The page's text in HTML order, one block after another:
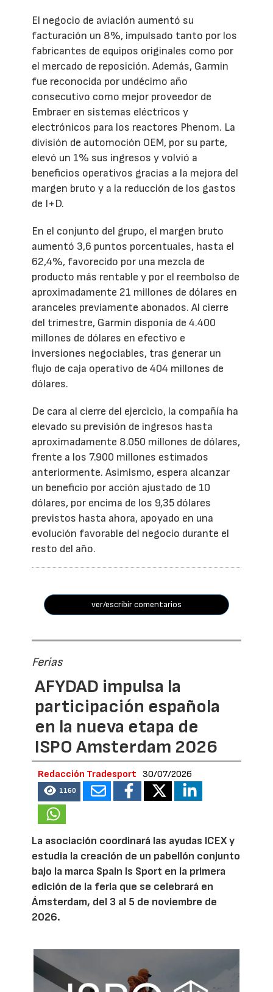
El negocio de aviación aumentó su
facturación un 8%, impulsado tanto por los
fabricantes de equipos originales como por
el mercado de reposición. Además, Garmin
fue reconocida por undécimo año
consecutivo como mejor proveedor de
Embraer en sistemas eléctricos y
electrónicos para los reactores Phenom. La
división de automoción OEM, por su parte,
elevó un 1% sus ingresos y volvió a
beneficios operativos gracias a la mejora del
margen bruto y a la reducción de los gastos
de I+D.
En el conjunto del grupo, el margen bruto
aumentó 3,6 puntos porcentuales, hasta el
62,4%, favorecido por una mezcla de
producto más rentable y por el reembolso de
aproximadamente 21 millones de dólares en
aranceles previamente abonados. Al cierre
del trimestre, Garmin disponía de 4.400
millones de dólares en efectivo e
inversiones negociables, tras generar un
flujo de caja operativo de 404 millones de
dólares.
De cara al cierre del ejercicio, la compañía ha
elevado su previsión de ingresos hasta
aproximadamente 8.050 millones de dólares,
frente a los 7.900 millones estimados
anteriormente. Asimismo, espera alcanzar
un beneficio por acción ajustado de 10
dólares, por encima de los 9,35 dólares
previstos hasta ahora, apoyado en una
evolución favorable del negocio durante el
resto del año.
ver/escribir comentarios
Ferias
AFYDAD impulsa la
participación española
en la nueva etapa de
ISPO Amsterdam 2026
Redacción Tradesport 30/07/2026
1160
La asociación coordinará las ayudas ICEX y
estudia la creación de un pabellón conjunto
bajo la marca Spain Is Sport en la primera
edición de la feria que se celebrará en
Ámsterdam, del 3 al 5 de noviembre de
2026.